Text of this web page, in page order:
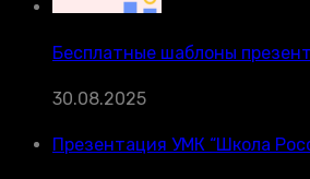
Бесплатные шаблоны
30.08.2025
Презентация УМК “Школа